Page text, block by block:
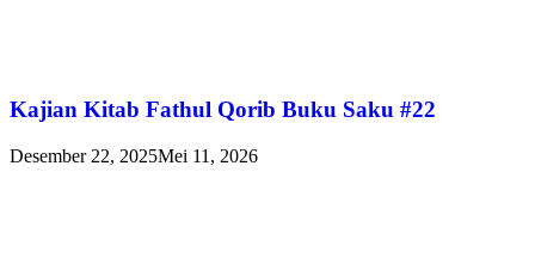
Kajian Kitab Fathul Qorib Buku Saku #22
Desember 22, 2025Mei 11, 2026